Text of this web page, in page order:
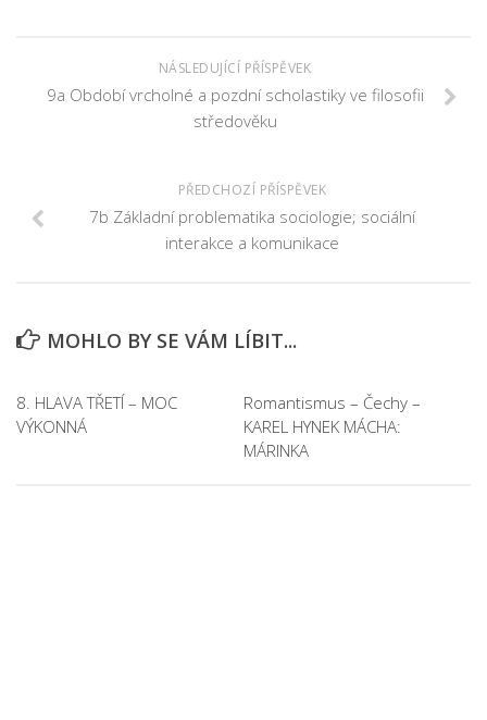
NÁSLEDUJÍCÍ PŘÍSPĚVEK
9a Období vrcholné a pozdní scholastiky ve filosofii
středověku
PŘEDCHOZÍ PŘÍSPĚVEK
7b Základní problematika sociologie; sociální
interakce a komunikace
MOHLO BY SE VÁM LÍBIT...
8. HLAVA TŘETÍ – MOC
VÝKONNÁ
Romantismus – Čechy –
KAREL HYNEK MÁCHA:
MÁRINKA